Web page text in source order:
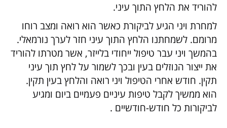
להוריד את הלחץ התוך עיני.
למחרת ויני הגיע לביקורת כאשר הוא רואה ומצב רוחו
מרומם. לשמחתנו הלחץ התוך עיני חזר לערך נורמאלי.
בהמשך ויני עבר טיפול ייחודי בלייזר, אשר מטרתו להוריד
את ייצור הנוזלים בעין ובכך לשמור על לחץ תוך עיני
תקין. חודש אחרי הטיפול ויני רואה והלחץ בעין תקין.
הוא ממשיך לקבל טיפות עיניים פעמיים ביום ומגיע
לביקורות כל חודש-חודשיים .